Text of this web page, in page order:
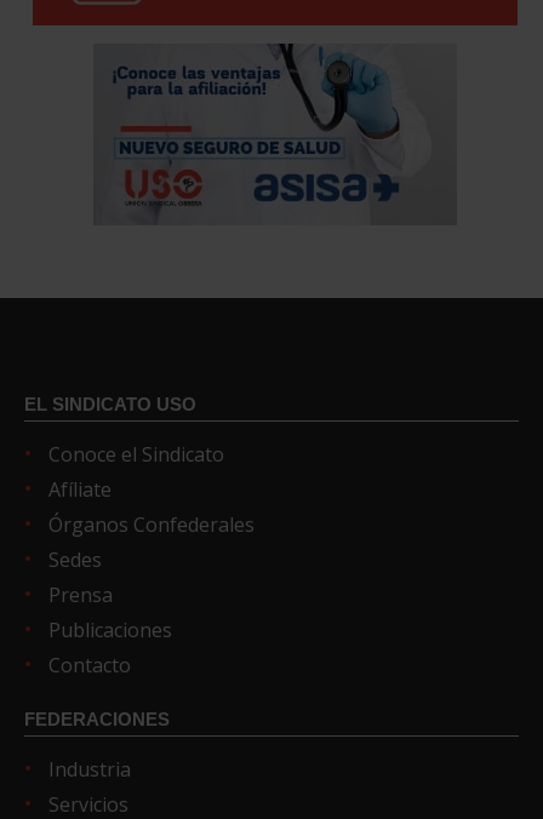
EL SINDICATO USO
Conoce el Sindicato
Afíliate
Órganos Confederales
Sedes
Prensa
Publicaciones
Contacto
FEDERACIONES
Industria
Servicios